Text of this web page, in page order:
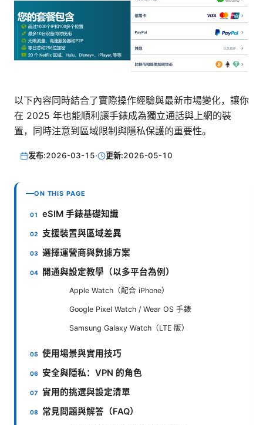
以下內容同時結合了實際操作經驗與最新市場變化，讓你
在 2025 年也能順利讓手錶成為獨立通話與上網的裝
置，同時注意到區域限制與隱私保護的重要性。
发布:2026-03-15· 更新:2026-05-10
ON THIS PAGE
eSIM 手錶基礎知識
支援裝置與區域差異
選擇運營商與數據方案
開通與設定教學（以多平台為例）
Apple Watch（配合 iPhone）
Google Pixel Watch / Wear OS 手錶
Samsung Galaxy Watch（LTE 版）
使用場景與實用技巧
安全與隱私：VPN 的角色
實用的挑選與設定清單
常見問題與解答（FAQ）